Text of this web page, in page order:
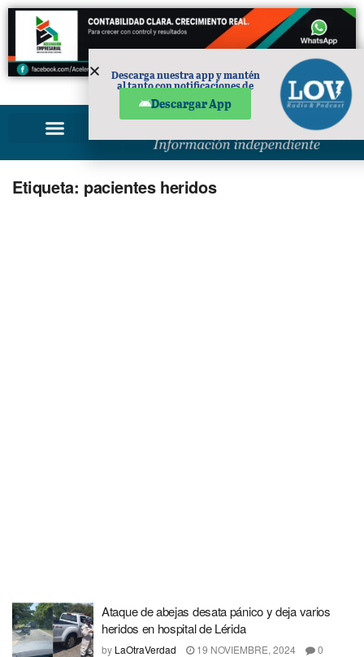
PUBLICIDAD
Etiqueta: pacientes heridos
Ataque de abejas desata pánico y deja varios
heridos en hospital de Lérida
by LaOtraVerdad 19 NOVIEMBRE, 2024 0
Descarga nuestra app y mantén
al tanto con notificaciones de
Descargar App